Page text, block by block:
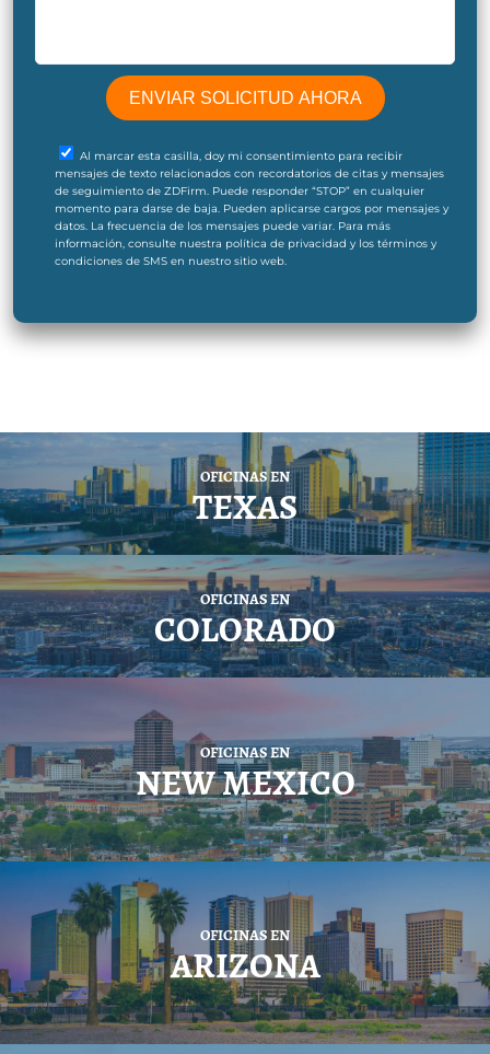
Al marcar esta casilla, doy mi consentimiento para recibir
mensajes de texto relacionados con recordatorios de citas y mensajes
de seguimiento de ZDFirm. Puede responder “STOP” en cualquier
momento para darse de baja. Pueden aplicarse cargos por mensajes y
datos. La frecuencia de los mensajes puede variar. Para más
información, consulte nuestra política de privacidad y los términos y
condiciones de SMS en nuestro sitio web.
OFICINAS EN
TEXAS
OFICINAS EN
COLORADO
OFICINAS EN
NEW MEXICO
OFICINAS EN
ARIZONA